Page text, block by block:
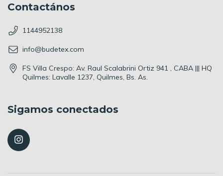
Contactános
1144952138
info@budetex.com
FS Villa Crespo: Av. Raul Scalabrini Ortiz 941 , CABA ||| HQ
Quilmes: Lavalle 1237, Quilmes, Bs. As.
Sigamos conectados